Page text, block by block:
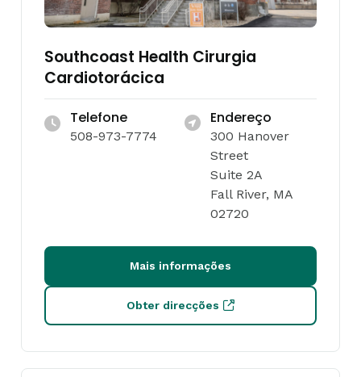
Southcoast Health Cirurgia
Cardiotorácica
Telefone
508-973-7774
Endereço
300 Hanover
Street
Suite 2A
Fall River, MA
02720
Mais informações
Obter direcções